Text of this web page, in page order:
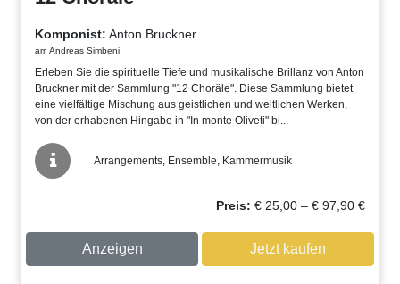
Komponist: Anton Bruckner
arr. Andreas Simbeni
Erleben Sie die spirituelle Tiefe und musikalische Brillanz von Anton
Bruckner mit der Sammlung "12 Choräle". Diese Sammlung bietet
eine vielfältige Mischung aus geistlichen und weltlichen Werken,
von der erhabenen Hingabe in "In monte Oliveti" bi...
Arrangements, Ensemble, Kammermusik
Preis: €25,00 – €97,90
€ 97,90
€
Anzeigen Jetzt kaufen